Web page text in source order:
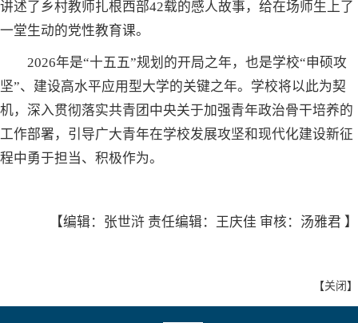
讲述了乡村教师扎根西部42载的感人故事，给在场师生上了
一堂生动的党性教育课。
2026年是“十五五”规划的开局之年，也是学校“申硕攻
坚”、建设高水平应用型大学的关键之年。学校将以此为契
机，深入贯彻落实共青团中央关于加强青年政治骨干培养的
工作部署，引导广大青年在学校发展攻坚和现代化建设新征
程中勇于担当、积极作为。
【编辑：张世浒 责任编辑：王庆佳 审核：汤雅君 】
【关闭 】